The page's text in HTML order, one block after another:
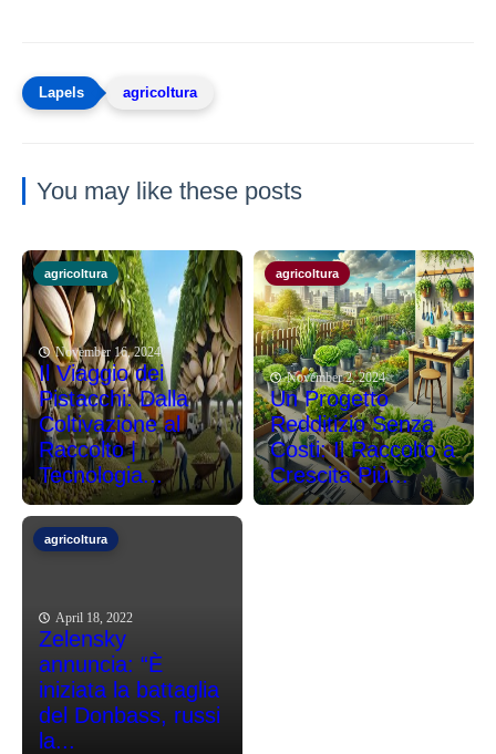
agricoltura
You may like these posts
agricoltura
November 16, 2024
Il Viaggio dei
Pistacchi: Dalla
Coltivazione al
Raccolto |
Tecnologia...
agricoltura
November 2, 2024
Un Progetto
Redditizio Senza
Costi: Il Raccolto a
Crescita Più...
agricoltura
April 18, 2022
Zelensky
annuncia: “È
iniziata la battaglia
del Donbass, russi
la...